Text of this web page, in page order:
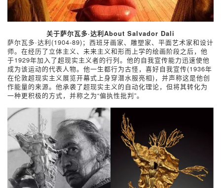
关于萨尔瓦多·达利About Salvador Dali
萨尔瓦多·达利(1904-89)；西班牙画家、雕塑家、平面艺术家和设计
师。在经历了立体主义、未来主义和形而上学的绘画阶段之后，他
于1929年加入了超现实主义者的行列。他的自我宣传能力迅速使他
成为该运动的代表人物。他一生都行为古怪，喜好自我宣传(1936年
在伦敦超现实主义展览开幕式上身穿潜水服亮相)，并声称这是他创
作能量的来源。他承袭了超现实主义的自动化理论，但将其转化为
一种更积极的方式，并称之为“偏执性批判”。